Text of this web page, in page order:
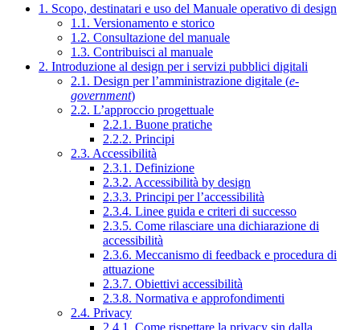
1. Scopo, destinatari e uso del Manuale operativo di design
1.1. Versionamento e storico
1.2. Consultazione del manuale
1.3. Contribuisci al manuale
2. Introduzione al design per i servizi pubblici digitali
2.1. Design per l’amministrazione digitale (e-
government)
2.2. L’approccio progettuale
2.2.1. Buone pratiche
2.2.2. Principi
2.3. Accessibilità
2.3.1. Definizione
2.3.2. Accessibilità by design
2.3.3. Principi per l’accessibilità
2.3.4. Linee guida e criteri di successo
2.3.5. Come rilasciare una dichiarazione di
accessibilità
2.3.6. Meccanismo di feedback e procedura di
attuazione
2.3.7. Obiettivi accessibilità
2.3.8. Normativa e approfondimenti
2.4. Privacy
2.4.1. Come rispettare la privacy sin dalla